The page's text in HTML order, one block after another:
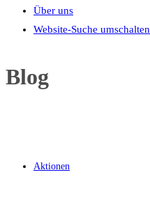
Über uns
Website-Suche umschalten
Blog
Aktionen